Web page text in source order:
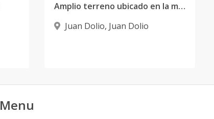
Amplio terreno ubicado en la mejor zona de Juan Dolio
Juan Dolio, Juan Dolio
Menu